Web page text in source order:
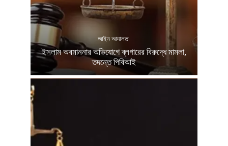
আইন আদালত
ইসলাম অবমাননার অভিযোগে ব্লগারের বিরুদ্ধে মামলা,
তদন্তে পিবিআই